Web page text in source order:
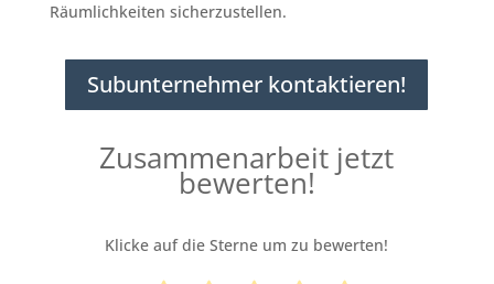
Räumlichkeiten sicherzustellen.
Subunternehmer kontaktieren!
Zusammenarbeit jetzt
bewerten!
Klicke auf die Sterne um zu bewerten!